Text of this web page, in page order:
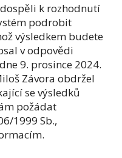
dospěli k rozhodnutí
podrobit
výsledkem budete
v odpovědi
9. prosince 2024.
Závora obdržel
se výsledků
požádat
1999 Sb.,